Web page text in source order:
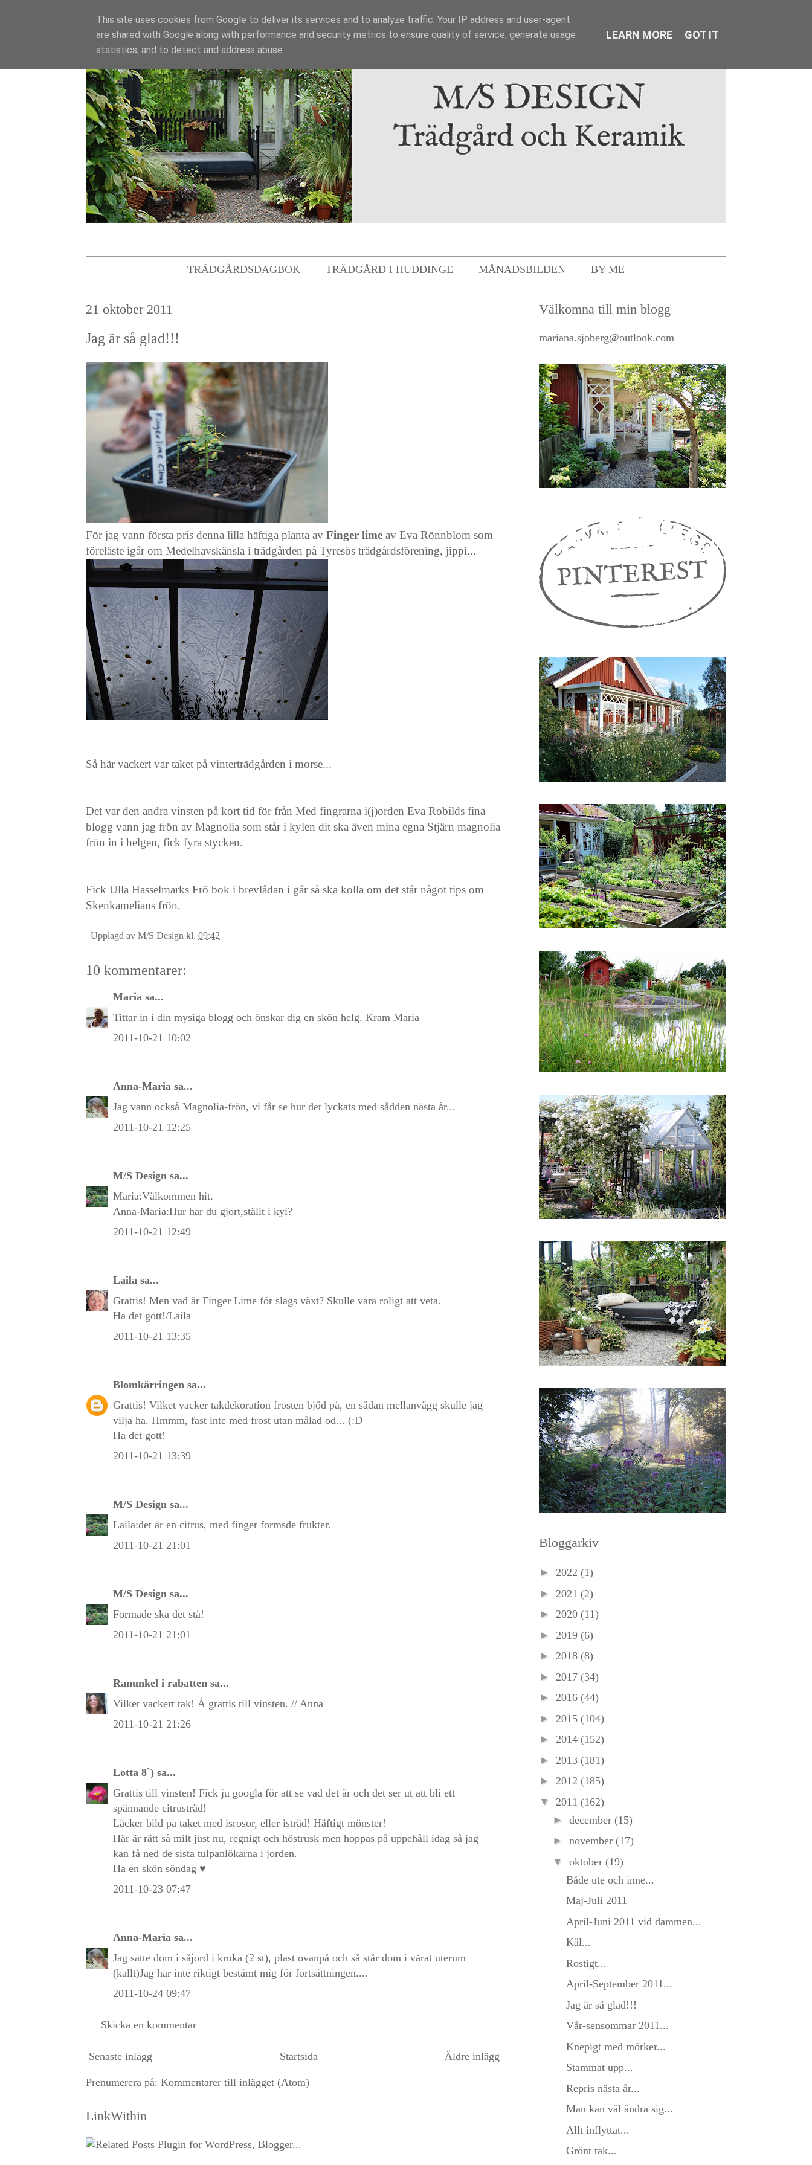
TRÄDGÅRDSDAGBOK TRÄDGÅRD I HUDDINGE MÅNADSBILDEN BY ME
21 oktober 2011
Jag är så glad!!!
För jag vann första pris denna lilla häftiga planta av Finger lime av Eva Rönnblom som
föreläste igår om Medelhavskänsla i trädgården på Tyresös trädgårdsförening, jippi...
Så här vackert var taket på vinterträdgården i morse...
Det var den andra vinsten på kort tid för från Med fingrarna i(j)orden Eva Robilds fina
blogg vann jag frön av Magnolia som står i kylen dit ska även mina egna Stjärn magnolia
frön in i helgen, fick fyra stycken.
Fick Ulla Hasselmarks Frö bok i brevlådan i går så ska kolla om det står något tips om
Skenkamelians frön.
Upplagd av M/S Design kl. 09:42
10 kommentarer:
Maria sa...
Tittar in i din mysiga blogg och önskar dig en skön helg. Kram Maria
2011-10-21 10:02
Anna-Maria sa...
Jag vann också Magnolia-frön, vi får se hur det lyckats med sådden nästa år...
2011-10-21 12:25
M/S Design sa...
Maria:Välkommen hit.
Anna-Maria:Hur har du gjort,ställt i kyl?
2011-10-21 12:49
Laila sa...
Grattis! Men vad är Finger Lime för slags växt? Skulle vara roligt att veta.
Ha det gott!/Laila
2011-10-21 13:35
Blomkärringen sa...
Grattis! Vilket vacker takdekoration frosten bjöd på, en sådan mellanvägg skulle jag
vilja ha. Hmmm, fast inte med frost utan målad od... (:D
Ha det gott!
2011-10-21 13:39
M/S Design sa...
Laila:det är en citrus, med finger formsde frukter.
2011-10-21 21:01
M/S Design sa...
Formade ska det stå!
2011-10-21 21:01
Ranunkel i rabatten sa...
Vilket vackert tak! Å grattis till vinsten. // Anna
2011-10-21 21:26
Lotta 8`) sa...
Grattis till vinsten! Fick ju googla för att se vad det är och det ser ut att bli ett
spännande citrusträd!
Läcker bild på taket med isrosor, eller isträd! Häftigt mönster!
Här är rätt så milt just nu, regnigt och höstrusk men hoppas på uppehåll idag så jag
kan få ned de sista tulpanlökarna i jorden.
Ha en skön söndag ♥
2011-10-23 07:47
Anna-Maria sa...
Jag satte dom i såjord i kruka (2 st), plast ovanpå och så står dom i vårat uterum
(kallt)Jag har inte riktigt bestämt mig för fortsättningen....
2011-10-24 09:47
Skicka en kommentar
Senaste inlägg Äldre inlägg
Startsida
Prenumerera på: Kommentarer till inlägget (Atom)
LinkWithin
Välkomna till min blogg
mariana.sjoberg@outlook.com
Bloggarkiv
► 2022 (1)
► 2021 (2)
► 2020 (11)
► 2019 (6)
► 2018 (8)
► 2017 (34)
► 2016 (44)
► 2015 (104)
► 2014 (152)
► 2013 (181)
► 2012 (185)
▼ 2011 (162)
► december (15)
► november (17)
▼ oktober (19)
Både ute och inne...
Maj-Juli 2011
April-Juni 2011 vid dammen...
Kål...
Rostigt...
April-September 2011...
Jag är så glad!!!
Vår-sensommar 2011...
Knepigt med mörker...
Stammat upp...
Repris nästa år...
Man kan väl ändra sig...
Allt inflyttat...
Grönt tak...
This site uses cookies from Google to deliver its services and to analyze traffic. Your IP address and user-agent
are shared with Google along with performance and security metrics to ensure quality of service, generate usage
statistics, and to detect and address abuse.
LEARN MORE GOT IT